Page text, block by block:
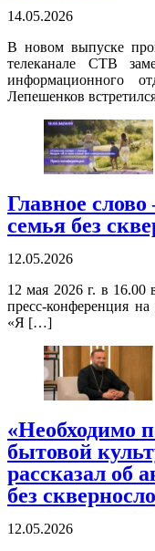
14.05.2026
В новом выпуске
телеканале СТВ
информационного
Лепешенков
Главное
семья без
12.05.2026
12 мая 2026 г. в 16.00
пресс-конференция
«Я […]
«Необходимо
бытовой
рассказал об
без
12.05.2026